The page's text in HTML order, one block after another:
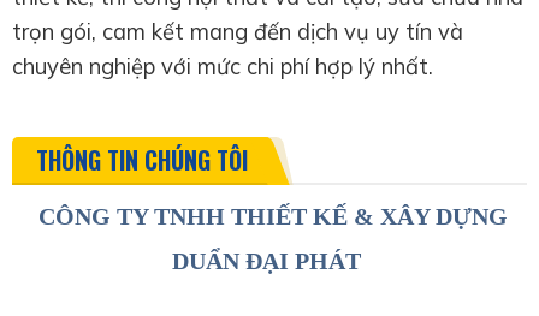
trọn gói, cam kết mang đến dịch vụ uy tín và
chuyên nghiệp với mức chi phí hợp lý nhất.
THÔNG TIN CHÚNG TÔI
CÔNG TY TNHH THIẾT KẾ & XÂY DỰNG
DUẨN ĐẠI PHÁT